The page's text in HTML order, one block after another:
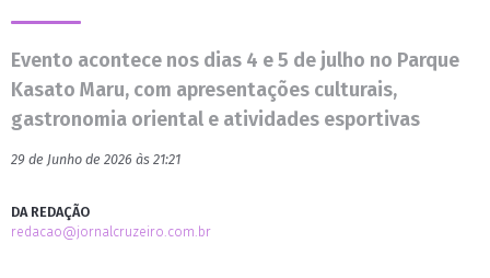
Evento acontece nos dias 4 e 5 de julho no Parque
Kasato Maru, com apresentações culturais,
gastronomia oriental e atividades esportivas
29 de Junho de 2026 às 21:21
DA REDAÇÃO
redacao@jornalcruzeiro.com.br